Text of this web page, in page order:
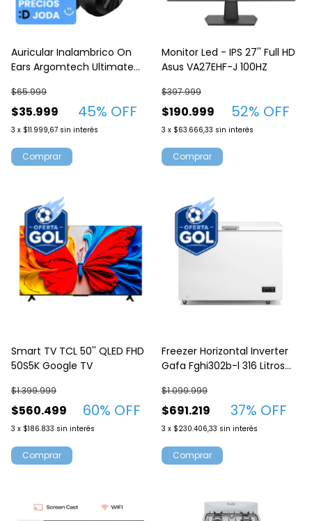
Auricular Inalambrico On
Ears Argomtech Ultimate
$35.999
$65.999
45% OFF
3 x $11.999,67 sin interés
Monitor Led - IPS 27'' Full HD
Asus VA27EHF-J 100HZ
$190.999
$397.999
52% OFF
3 x $63.666,33 sin interés
Smart TV TCL 50'' QLED FHD
50S5K Google TV
$560.499
$1.399.999
60% OFF
3 x $186.833 sin interés
Freezer Horizontal Inverter
Gafa Fghi302b-l 316 Litros
$691.219
$1.099.999
37% OFF
3 x $230.406,33 sin interés
Comprar